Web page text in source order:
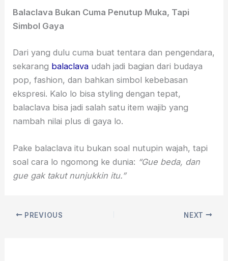
Balaclava Bukan Cuma Penutup Muka, Tapi
Simbol Gaya
Dari yang dulu cuma buat tentara dan pengendara,
sekarang balaclava udah jadi bagian dari budaya
pop, fashion, dan bahkan simbol kebebasan
ekspresi. Kalo lo bisa styling dengan tepat,
balaclava bisa jadi salah satu item wajib yang
nambah nilai plus di gaya lo.
Pake balaclava itu bukan soal nutupin wajah, tapi
soal cara lo ngomong ke dunia: “Gue beda, dan
gue gak takut nunjukkin itu.”
PREVIOUS NEXT